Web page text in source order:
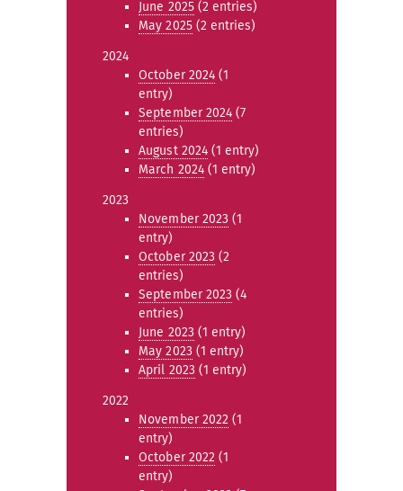
June 2025(2 entries)
May 2025(2 entries)
2024
October 2024 (1
entry)
September 2024 (7
entries)
August 2024 (1 entry)
March 2024 (1 entry)
2023
November 2023 (1
entry)
October 2023 (2
entries)
September 2023 (4
entries)
June 2023 (1 entry)
May 2023 (1 entry)
April 2023 (1 entry)
2022
November 2022 (1
entry)
October 2022 (1
entry)